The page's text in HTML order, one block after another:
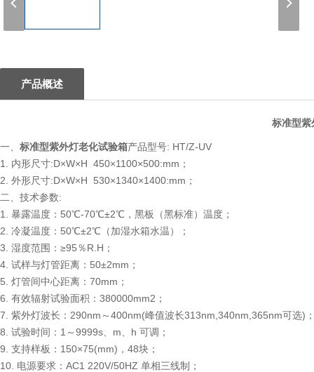
产品概述
标准型紫
一、 标准型紫外灯老化试验箱产品型号: HT/Z-UV
1. 内形尺寸:D×W×H 450×1100×500:mm；
2. 外形尺寸:D×W×H 530×1340×1400:mm；
二、技术参数:
1. 暴露温度：50℃-70℃±2℃，黑板（黑标准）温度；
2. 冷凝温度：50℃±2℃（加湿水箱水温）；
3. 湿度范围：≥95％R.H；
4. 试样与灯管距离：50±2mm；
5. 灯管间中心距离：70mm；
6. 有效辐射试验面积：380000mm2；
7. 紫外灯波长：290nm～400nm(峰值波长313nm,340nm,365nm可选)
8. 试验时间：1～9999s、m、h 可调；
9. 支持样板：150×75(mm)，48块；
10. 电源要求：AC1 220V/50HZ 单相三线制；